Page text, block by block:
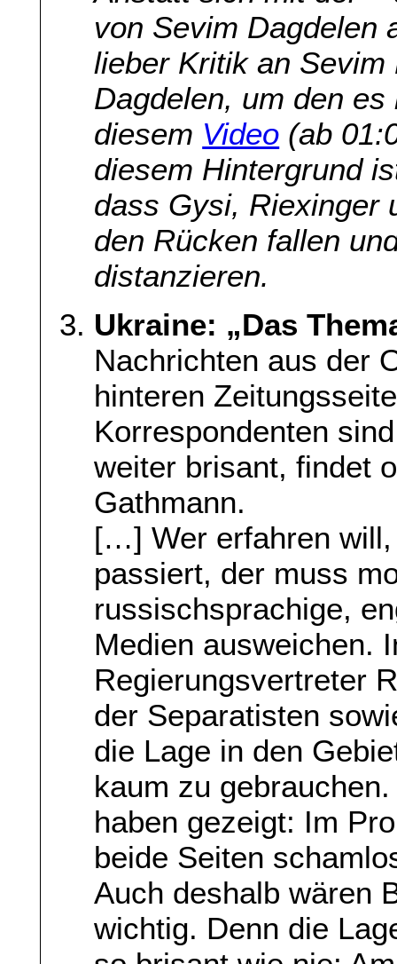
von Sevim Dagdelen
lieber Kritik an
Dagdelen, um den
diesem Video (ab
diesem Hintergrund
dass Gysi, Riexinger
den Rücken fallen
distanzieren.
Ukraine: „Das
Nachrichten aus der
hinteren
Korrespondenten
weiter brisant, findet
Gathmann.
[…] Wer erfahren
passiert, der muss
russischsprachige,
Medien ausweichen.
Regierungsvertreter
der Separatisten
die Lage in den
kaum zu
haben gezeigt: Im
beide Seiten
Auch deshalb wären
wichtig. Denn die